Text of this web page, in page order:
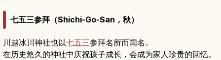
七五三参拜（Shichi-Go-San，秋）
川越冰川神社也以七五三参拜名所而闻名。
在历史悠久的神社中庆祝孩子成长，会成为家人珍贵的回忆。